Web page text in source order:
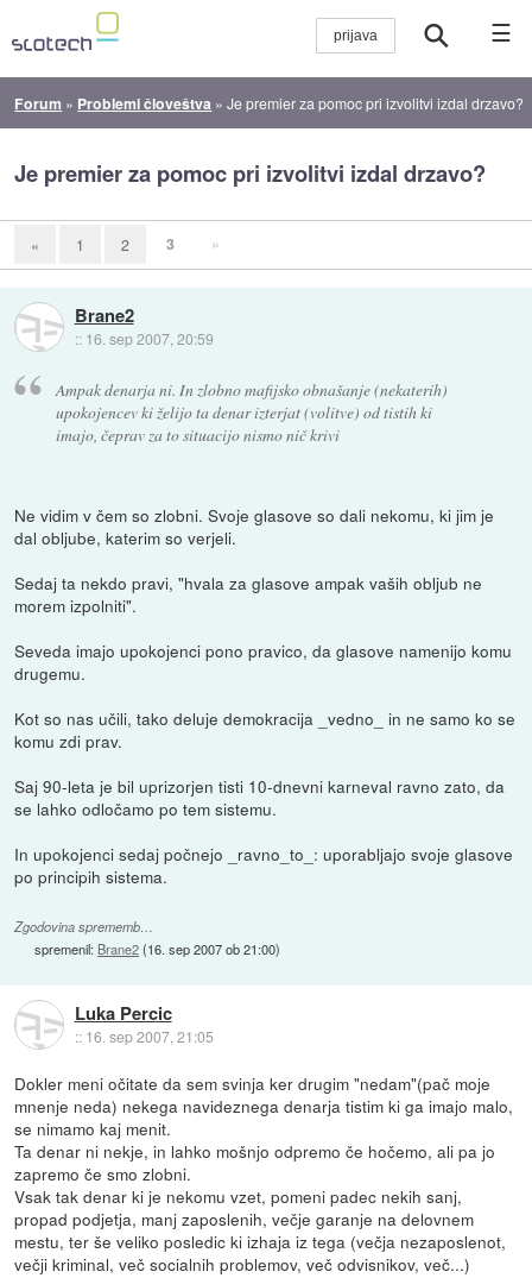
☰
Forum » Problemi človeštva »Je premier za pomoc pri izvolitvi izdal drzavo?
Je premier za pomoc pri izvolitvi izdal drzavo?
« 1 2 3 »
Brane2
:: 16. sep 2007, 20:59
Ampak denarja ni. In zlobno mafijsko obnašanje (nekaterih)
upokojencev ki želijo ta denar izterjat (volitve) od tistih ki
imajo, čeprav za to situacijo nismo nič krivi
Ne vidim v čem so zlobni. Svoje glasove so dali nekomu, ki jim je
dal obljube, katerim so verjeli.
Sedaj ta nekdo pravi, "hvala za glasove ampak vaših obljub ne
morem izpolniti".
Seveda imajo upokojenci pono pravico, da glasove namenijo komu
drugemu.
Kot so nas učili, tako deluje demokracija _vedno_ in ne samo ko se
komu zdi prav.
Saj 90-leta je bil uprizorjen tisti 10-dnevni karneval ravno zato, da
se lahko odločamo po tem sistemu.
In upokojenci sedaj počnejo _ravno_to_: uporabljajo svoje glasove
po principih sistema.
Zgodovina sprememb…
spremenil: Brane2(16. sep 2007 ob 21:00)
Luka Percic
:: 16. sep 2007, 21:05
Dokler meni očitate da sem svinja ker drugim "nedam"(pač moje
mnenje neda) nekega navideznega denarja tistim ki ga imajo malo,
se nimamo kaj menit.
Ta denar ni nekje, in lahko mošnjo odpremo če hočemo, ali pa jo
zapremo če smo zlobni.
Vsak tak denar ki je nekomu vzet, pomeni padec nekih sanj,
propad podjetja, manj zaposlenih, večje garanje na delovnem
mestu, ter še veliko posledic ki izhaja iz tega (večja nezaposlenot,
večji kriminal, več socialnih problemov, več odvisnikov, več...)